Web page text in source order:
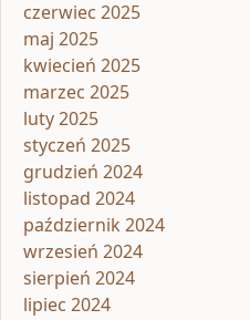
czerwiec 2025
maj 2025
kwiecień 2025
marzec 2025
luty 2025
styczeń 2025
grudzień 2024
listopad 2024
październik 2024
wrzesień 2024
sierpień 2024
lipiec 2024